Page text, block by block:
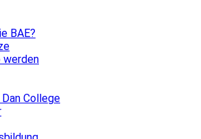
BAE?
werden
Dan College